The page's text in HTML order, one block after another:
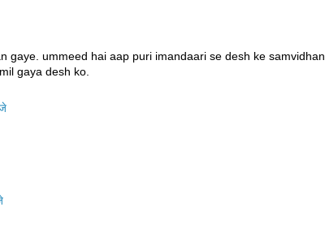
gaye. ummeed hai aap puri imandaari se desh ke samvidhan
gaya desh ko.